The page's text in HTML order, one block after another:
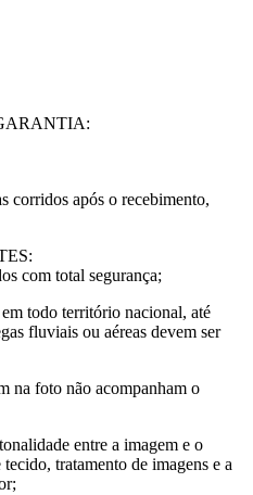
corridos após o recebimento,
com total segurança;
todo território nacional, até
fluviais ou aéreas devem ser
na foto não acompanham o
entre a imagem e o
tratamento de imagens e a